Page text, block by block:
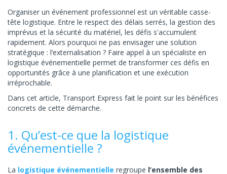
Organiser un événement professionnel est un véritable casse-
tête logistique. Entre le respect des délais serrés, la gestion des
imprévus et la sécurité du matériel, les défis s'accumulent
rapidement. Alors pourquoi ne pas envisager une solution
stratégique : l’externalisation ? Faire appel à un spécialiste en
logistique événementielle permet de transformer ces défis en
opportunités grâce à une planification et une exécution
irréprochable.
Dans cet article, Transport Express fait le point sur les bénéfices
concrets de cette démarche.
1. Qu’est-ce que la logistique
événementielle ?
La logistique événementielle regroupe l’ensemble des